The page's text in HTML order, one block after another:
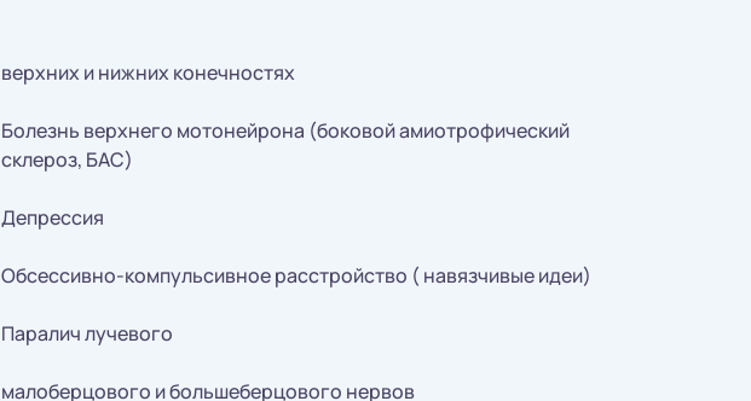
верхних и нижних конечностях
Болезнь верхнего мотонейрона (боковой амиотрофический
склероз, БАС)
Депрессия
Обсессивно-компульсивное расстройство ( навязчивые идеи)
Паралич лучевого
малоберцового и большеберцового нервов